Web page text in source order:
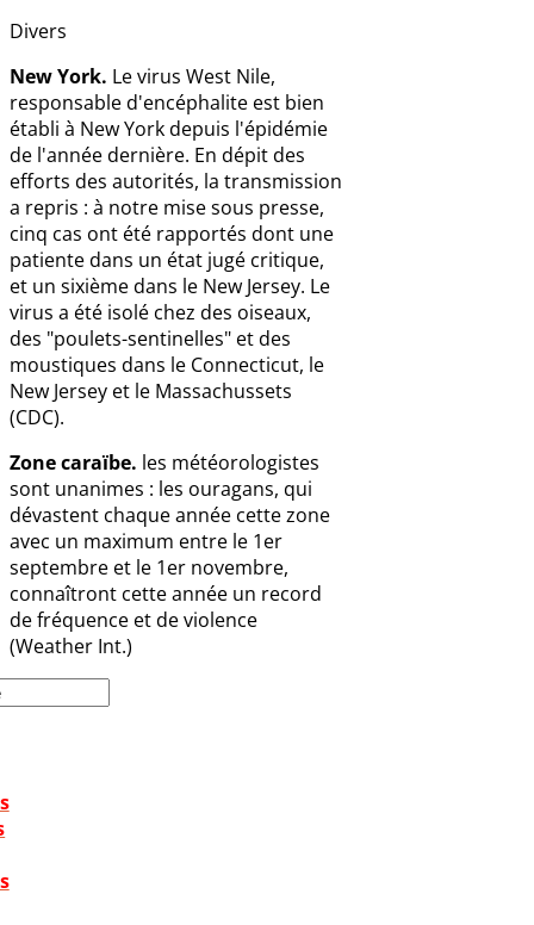
Divers
New York. Le virus West Nile,
responsable d'encéphalite est bien
établi à New York depuis l'épidémie
de l'année dernière. En dépit des
efforts des autorités, la transmission
a repris : à notre mise sous presse,
cinq cas ont été rapportés dont une
patiente dans un état jugé critique,
et un sixième dans le New Jersey. Le
virus a été isolé chez des oiseaux,
des "poulets-sentinelles" et des
moustiques dans le Connecticut, le
New Jersey et le Massachussets
(CDC).
Zone caraïbe. les météorologistes
sont unanimes : les ouragans, qui
dévastent chaque année cette zone
avec un maximum entre le 1er
septembre et le 1er novembre,
connaîtront cette année un record
de fréquence et de violence
(Weather Int.)